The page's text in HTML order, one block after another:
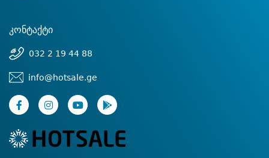
კონტაქტი
032 2 19 44 88
info@hotsale.ge